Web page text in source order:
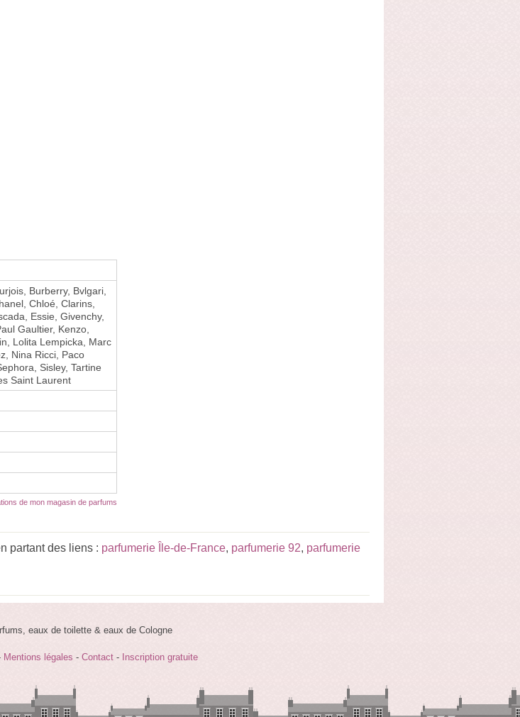
Burberry, Bvlgari,
Chloé, Clarins,
Essie, Givenchy,
Gaultier, Kenzo,
Lolita Lempicka, Marc
Nina Ricci, Paco
Sisley, Tartine
Saint Laurent
de mon magasin de parfums
partant des liens : parfumerie Île-de-France, parfumerie 92, parfumerie
eaux de toilette & eaux de Cologne
Mentions légales - Contact- Inscription gratuite